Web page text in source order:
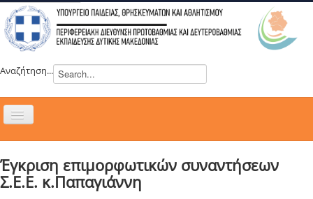
Αναζήτηση...
Εναλλαγή
ΝΕΑ
Έγκριση επιμορφωτικών συναντήσεων
Σ.Ε.Ε. κ.Παπαγιάννη